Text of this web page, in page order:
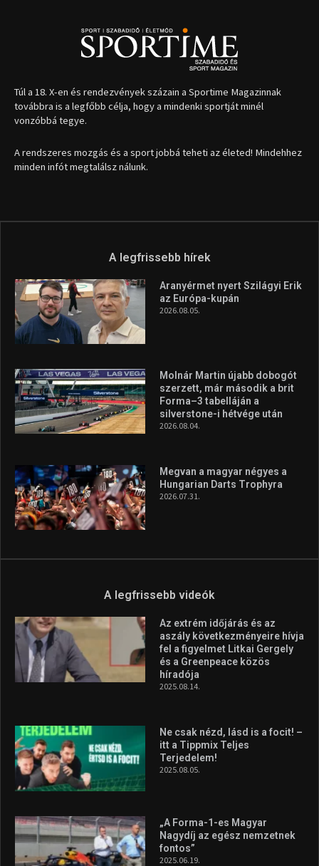
Túl a 18. X-en és rendezvények százain a Sportime Magazinnak
továbbra is a legfőbb célja, hogy a mindenki sportját minél
vonzóbbá tegye.
A rendszeres mozgás és a sport jobbá teheti az életed! Mindehhez
minden infót megtalálsz nálunk.
A legfrissebb hírek
Aranyérmet nyert Szilágyi Erik
az Európa-kupán
2026.08.05.
Molnár Martin újabb dobogót
szerzett, már második a brit
Forma–3 tabelláján a
silverstone-i hétvége után
2026.08.04.
Megvan a magyar négyes a
Hungarian Darts Trophyra
2026.07.31.
A legfrissebb videók
Az extrém időjárás és az
aszály következményeire hívja
fel a figyelmet Litkai Gergely
és a Greenpeace közös
híradója
2025.08.14.
Ne csak nézd, lásd is a focit! –
itt a Tippmix Teljes
Terjedelem!
2025.08.05.
„A Forma-1-es Magyar
Nagydíj az egész nemzetnek
fontos”
2025.06.19.